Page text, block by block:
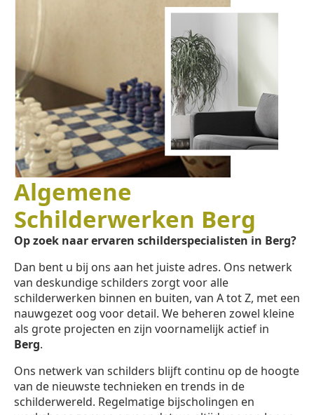
Algemene
Schilderwerken Berg
Op zoek naar ervaren schilderspecialisten in Berg?
Dan bent u bij ons aan het juiste adres. Ons netwerk
van deskundige schilders zorgt voor alle
schilderwerken binnen en buiten, van A tot Z, met een
nauwgezet oog voor detail. We beheren zowel kleine
als grote projecten en zijn voornamelijk actief in
Berg.
Ons netwerk van schilders blijft continu op de hoogte
van de nieuwste technieken en trends in de
schilderwereld. Regelmatige bijscholingen en